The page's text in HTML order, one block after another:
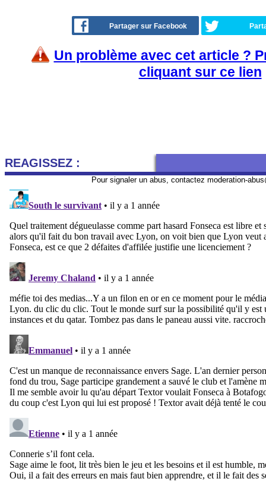
Partager sur Facebook
Un problème avec cet article ?
cliquant sur ce lien
REAGISSEZ :
Pour signaler un abus, contactez moderation-